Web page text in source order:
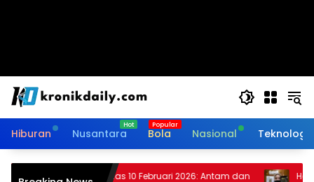
Hiburan Nusantara Bola Nasional Teknologi
Harga Emas 10 Februari 2026: Antam dan
Harga